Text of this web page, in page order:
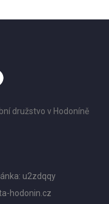
družstvo v Hodoníně
u2zdqqy
hodonin.cz